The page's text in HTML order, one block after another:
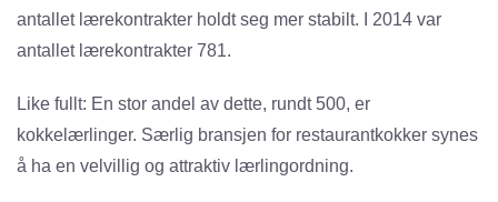
antallet lærekontrakter holdt seg mer stabilt. I 2014 var
antallet lærekontrakter 781.
Like fullt: En stor andel av dette, rundt 500, er
kokkelærlinger. Særlig bransjen for restaurantkokker synes
å ha en velvillig og attraktiv lærlingordning.